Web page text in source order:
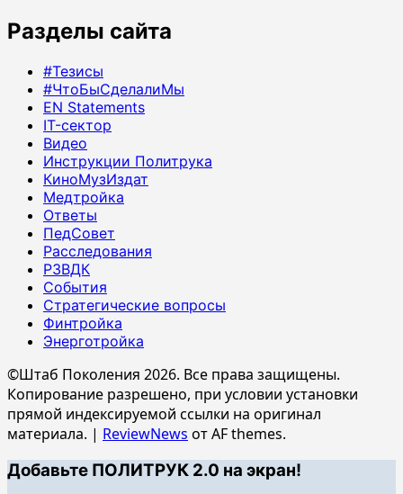
Разделы сайта
#Тезисы
#ЧтоБыСделалиМы
EN Statements
IT-сектор
Видео
Инструкции Политрука
КиноМузИздат
Медтройка
Ответы
ПедСовет
Расследования
РЗВДК
События
Стратегические вопросы
Финтройка
Энерготройка
©Штаб Поколения 2026. Все права защищены.
Копирование разрешено, при условии установки
прямой индексируемой ссылки на оригинал
материала. | ReviewNews от AF themes.
Добавьте ПОЛИТРУК 2.0 на экран!